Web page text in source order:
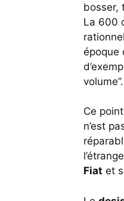
bosser,
La 600
époque
volume”.
Ce
n’est
Fiat et